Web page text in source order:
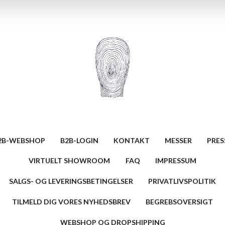
WEBSHOP B2B-LOGIN KONTAKT MESSER
VIRTUELT SHOWROOM FAQ IMPRESSUM
SALGS- OG LEVERINGSBETINGELSER PRIVATLIVSPOLITIK
TILMELD DIG VORES NYHEDSBREV BEGREBSOVERSIGT
WEBSHOP OG DROPSHIPPING